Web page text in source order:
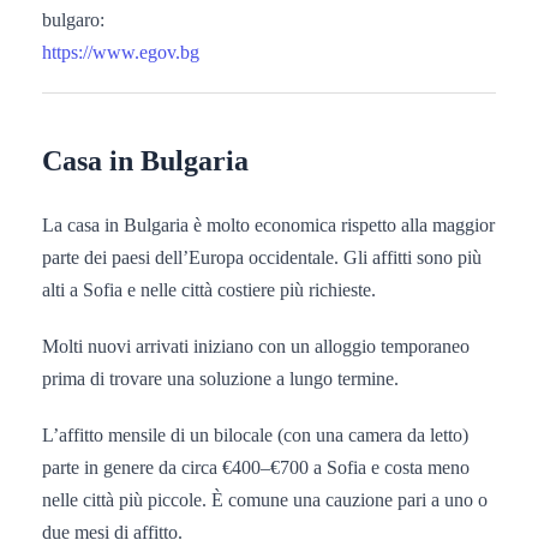
bulgaro:
https://www.egov.bg
Casa in Bulgaria
La casa in Bulgaria è molto economica rispetto alla maggior
parte dei paesi dell’Europa occidentale. Gli affitti sono più
alti a Sofia e nelle città costiere più richieste.
Molti nuovi arrivati iniziano con un alloggio temporaneo
prima di trovare una soluzione a lungo termine.
L’affitto mensile di un bilocale (con una camera da letto)
parte in genere da circa €400–€700 a Sofia e costa meno
nelle città più piccole. È comune una cauzione pari a uno o
due mesi di affitto.